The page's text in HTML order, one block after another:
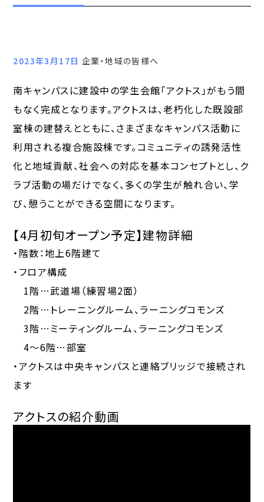
2023年3月17日 企業・地域の皆様へ
南キャンパスに建設中の学生会館「アクトス」がもう間
もなく完成となります。アクトスは、老朽化した既設部
室棟の建替えとともに、さまざまなキャンパス活動に
利用される複合施設棟です。コミュニティの誘発活性
化と地域貢献、社会への対応を基本コンセプトとし、ク
ラブ活動の場だけでなく、多くの学生が触れ合い、学
び、憩うことができる空間になります。
【4月初旬オープン予定】建物詳細
・階数：地上6階建て
・フロア構成
1階…武道場（練習場2面）
2階…トレーニングルーム、ラーニングコモンズ
3階…ミーティングルーム、ラーニングコモンズ
4～6階…部室
・アクトスは中央キャンパスと連絡ブリッジで接続され
ます
アクトスの紹介動画